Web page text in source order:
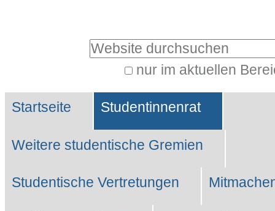
Website durchsuchen
nur im aktuellen
Suche…
Sektionen
Startseite Studentinnenrat
Weitere studentische Gremien
Studentische Vertretungen